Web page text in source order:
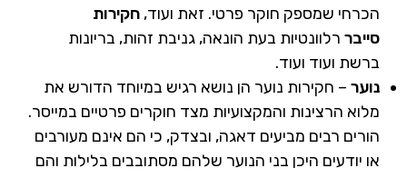
הכרחי שמספק חוקר פרטי. זאת ועוד, חקירות
סייבר רלוונטיות בעת הונאה, גניבת זהות, בריונות
ברשת ועוד ועוד.
נוער – חקירות נוער הן נושא רגיש במיוחד הדורש את
מלוא הרצינות והמקצועיות מצד חוקרים פרטיים במייסר.
הורים רבים מביעים דאגה, ובצדק, כי הם אינם מעורבים
או יודעים היכן בני הנוער שלהם מסתובבים בלילות והם